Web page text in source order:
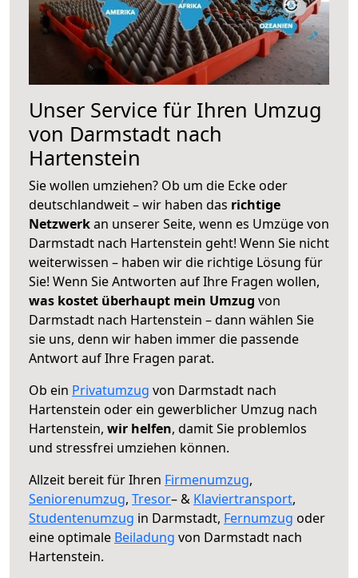
Unser Service für Ihren Umzug
von Darmstadt nach
Hartenstein
Sie wollen umziehen? Ob um die Ecke oder
deutschlandweit – wir haben das richtige
Netzwerkan unserer Seite, wenn es Umzüge von
Darmstadt nach Hartenstein geht! Wenn Sie nicht
weiterwissen – haben wir die richtige Lösung für
Sie! Wenn Sie Antworten auf Ihre Fragen wollen,
was kostet überhaupt mein Umzug von
Darmstadt nach Hartenstein – dann wählen Sie
sie uns, denn wir haben immer die passende
Antwort auf Ihre Fragen parat.
Ob ein Privatumzug von Darmstadt nach
Hartenstein oder ein gewerblicher Umzug nach
Hartenstein, wir helfen, damit Sie problemlos
und stressfrei umziehen können.
Allzeit bereit für Ihren Firmenumzug,
Seniorenumzug, Tresor– & Klaviertransport,
Studentenumzug in Darmstadt, Fernumzug oder
eine optimale Beiladung von Darmstadt nach
Hartenstein.